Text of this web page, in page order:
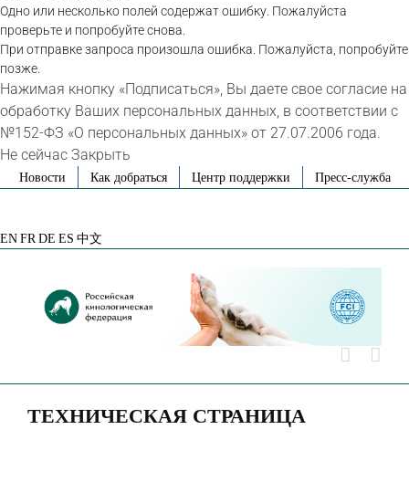
Одно или несколько полей содержат ошибку. Пожалуйста
проверьте и попробуйте снова.
При отправке запроса произошла ошибка. Пожалуйста, попробуйте
позже.
Нажимая кнопку «Подписаться», Вы даете свое согласие на
обработку Ваших персональных данных, в соответствии с
№152-ФЗ «О персональных данных» от 27.07.2006 года.
Не сейчас Закрыть
SkipНовости Как добраться Центр поддержки Пресс-служба
EN FR DE ES 中文
ТЕХНИЧЕСКАЯ СТРАНИЦА